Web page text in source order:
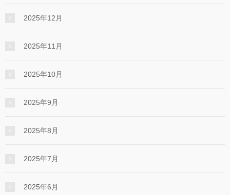
2025年12月
2025年11月
2025年10月
2025年9月
2025年8月
2025年7月
2025年6月